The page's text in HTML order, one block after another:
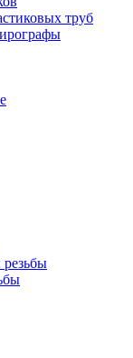
труб